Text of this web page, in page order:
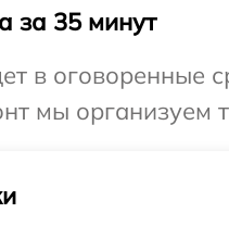
за 35 минут
в оговоренные
мы организуем